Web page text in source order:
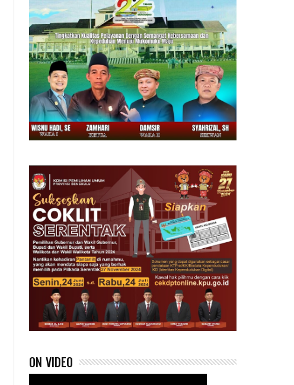
ON VIDEO